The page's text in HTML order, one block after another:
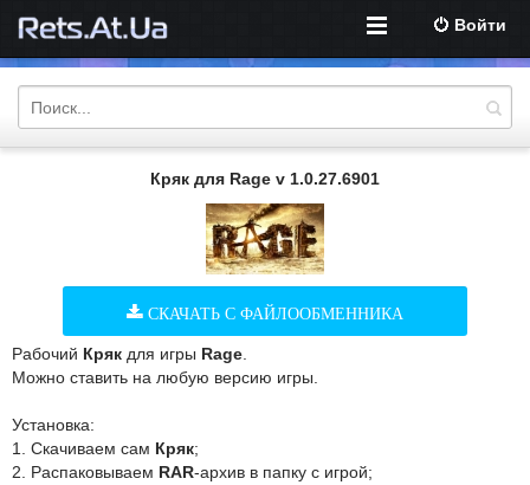
Войти
Кряк для Rage v 1.0.27.6901
СКАЧАТЬ С ФАЙЛООБМЕННИКА
Рабочий Кряк для игры Rage
Можно ставить на любую версию игры.
Установка:
1. Скачиваем сам Кряк;
2. Распаковываем RAR-архив в папку с игрой;